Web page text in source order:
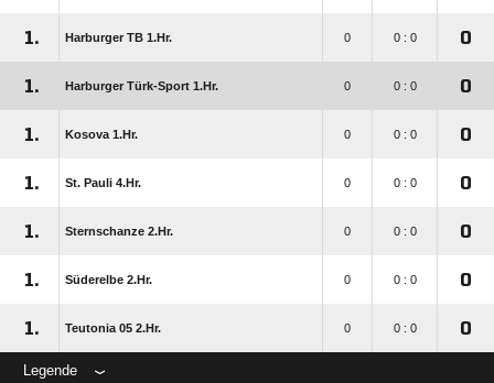
1. Harburger TB 1.Hr. 0 0 : 0 0
1. Harburger Türk-Sport 1.Hr. 0 0 : 0 0
1. Kosova 1.Hr. 0 0 : 0 0
1. St. Pauli 4.Hr. 0 0 : 0 0
1. Sternschanze 2.Hr. 0 0 : 0 0
1. Süderelbe 2.Hr. 0 0 : 0 0
1. Teutonia 05 2.Hr. 0 0 : 0 0
Legende